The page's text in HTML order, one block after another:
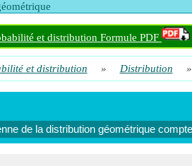
et distribution Formule PDF
et distribution » Distribution »
de la distribution géométrique